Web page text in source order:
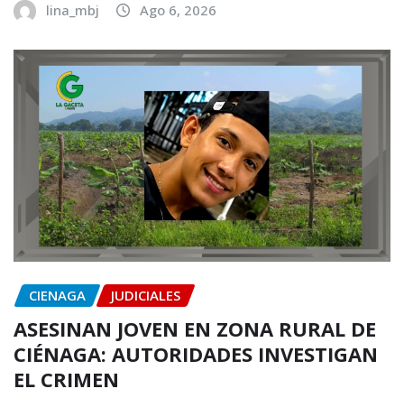
lina_mbj Ago 6, 2026
CIENAGA JUDICIALES
ASESINAN JOVEN EN ZONA RURAL DE
CIÉNAGA: AUTORIDADES INVESTIGAN
EL CRIMEN